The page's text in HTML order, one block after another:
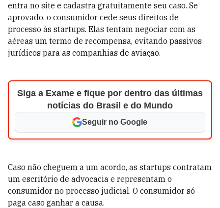
entra no site e cadastra gratuitamente seu caso. Se
aprovado, o consumidor cede seus direitos de
processo às startups. Elas tentam negociar com as
aéreas um termo de recompensa, evitando passivos
jurídicos para as companhias de aviação.
Siga a Exame e fique por dentro das últimas
notícias do Brasil e do Mundo
Seguir no Google
Caso não cheguem a um acordo, as startups contratam
um escritório de advocacia e representam o
consumidor no processo judicial. O consumidor só
paga caso ganhar a causa.